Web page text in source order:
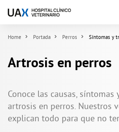
Home Portada Perros Síntomas y
Artrosis en perros
Conoce las causas,
artrosis en perros. Nuestros
explican todo para que no